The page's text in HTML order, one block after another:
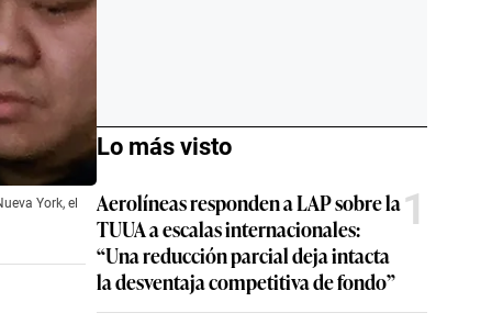
York, el
Lo más visto
Aerolíneas responden a LAP sobre la
TUUA a escalas internacionales:
“Una reducción parcial deja intacta
la desventaja competitiva de fondo”
1